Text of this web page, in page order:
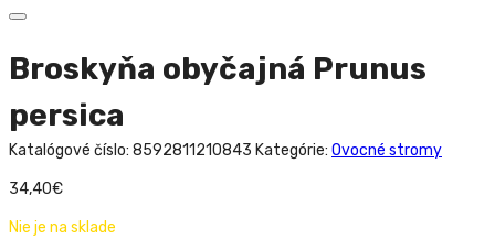
Broskyňa obyčajná Prunus
persica
Katalógové číslo: 8592811210843 Kategórie: Ovocné stromy
34,40€
Nie je na sklade